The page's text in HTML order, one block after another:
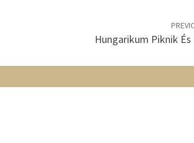
Hungarikum Piknik